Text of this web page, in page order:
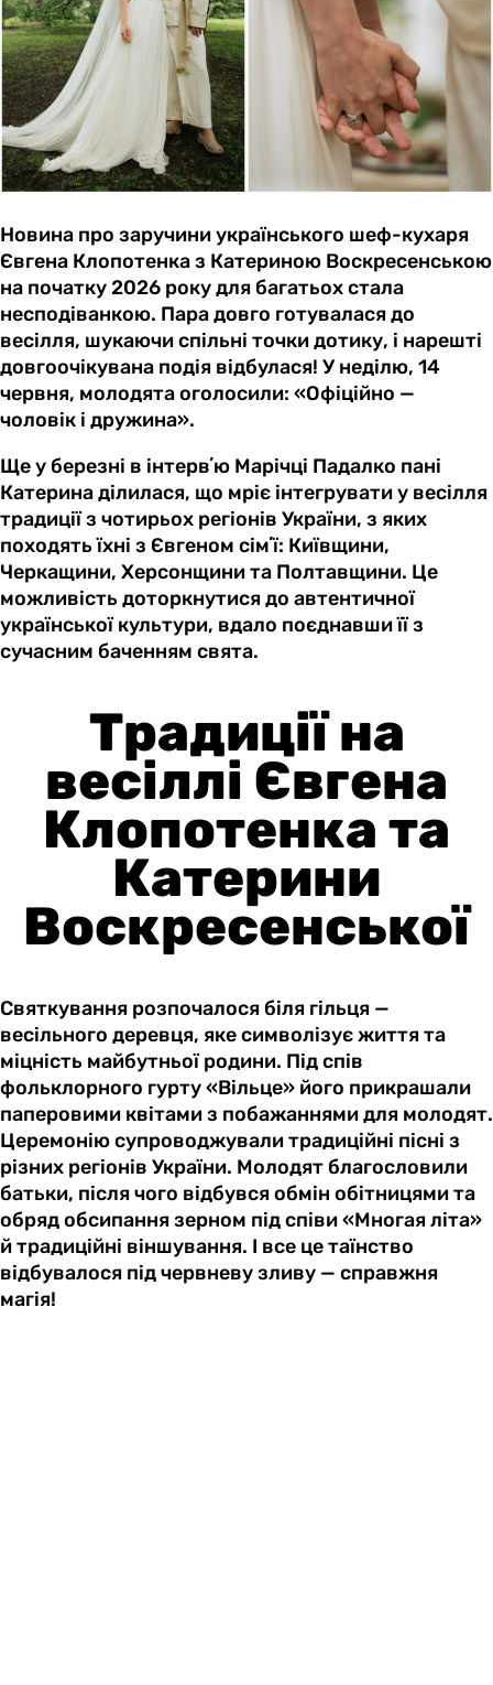
Новина про заручини українського шеф-кухаря
Євгена Клопотенка з Катериною Воскресенською
на початку 2026 року для багатьох стала
несподіванкою. Пара довго готувалася до
весілля, шукаючи спільні точки дотику, і нарешті
довгоочікувана подія відбулася! У неділю, 14
червня, молодята оголосили: «Офіційно —
чоловік і дружина».
Ще у березні в інтервʼю Марічці Падалко пані
Катерина ділилася, що мріє інтегрувати у весілля
традиції з чотирьох регіонів України, з яких
походять їхні з Євгеном сімʼї: Київщини,
Черкащини, Херсонщини та Полтавщини. Це
можливість доторкнутися до автентичної
української культури, вдало поєднавши її з
сучасним баченням свята.
Традиції на
весіллі Євгена
Клопотенка та
Катерини
Воскресенської
Святкування розпочалося біля гільця —
весільного деревця, яке символізує життя та
міцність майбутньої родини. Під спів
фольклорного гурту «Вільце» його прикрашали
паперовими квітами з побажаннями для молодят.
Церемонію супроводжували традиційні пісні з
різних регіонів України. Молодят благословили
батьки, після чого відбувся обмін обітницями та
обряд обсипання зерном під співи «Многая літа»
й традиційні віншування. І все це таїнство
відбувалося під червневу зливу — справжня
магія!